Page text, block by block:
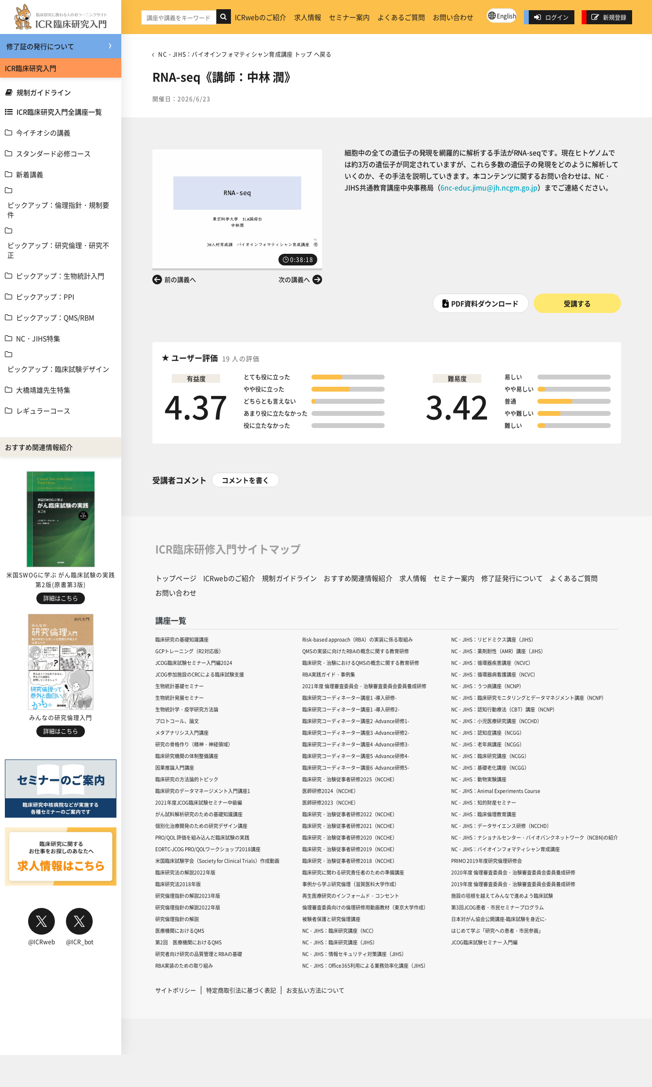
メインコンテンツへスキップする
修了証の発行について
ICR臨床研究入門
規制ガイドライン
ICR臨床研究入門全講座一覧
今イチオシの講義
スタンダード必修コース
新着講義
ピックアップ：倫理指針・規制要
件
ピックアップ：研究倫理・研究不
正
ピックアップ：生物統計入門
ピックアップ：PPI
ピックアップ：QMS/RBM
NC・JIHS特集
ピックアップ：臨床試験デザイン
大橋靖雄先生特集
レギュラーコース
おすすめ関連情報紹介
米国SWOGに学ぶ がん臨床試験の実践
第2版(原書第3版)
詳細はこちら
みんなの研究倫理入門
詳細はこちら
@ICRweb @ICR_bot
ICRwebのご紹介 求人情報 セミナー案内 よくあるご質問 お問い合わせ English ログイン 新規登録
NC・JIHS：バイオインフォマティシャン育成講座 トップ へ戻る
RNA-seq《講師：中林 潤》
開催日：2026/6/23
0:38:18
前の講義へ 次の講義へ
細胞中の全ての遺伝子の発現を網羅的に解析する手法がRNA-seqです。現在ヒトゲノムで
は約3万の遺伝子が同定されていますが、これら多数の遺伝子の発現をどのように解析して
いくのか、その手法を説明していきます。本コンテンツに関するお問い合わせは、NC・
JIHS共通教育講座中央事務局（6nc-educ.jimu@jh.ncgm.go.jp）までご連絡ください。
PDF資料ダウンロード 受講する
ユーザー評価 19 人の評価
有益度
4.37
とても役に立った
やや役に立った
どちらとも言えない
あまり役に立たなかった
役に立たなかった
難易度
3.42
易しい
やや易しい
普通
やや難しい
難しい
受講者コメント コメントを書く
ICR臨床研修入門サイトマップ
トップページ ICRwebのご紹介 規制ガイドライン おすすめ関連情報紹介 求人情報 セミナー案内 修了証発行について
よくあるご質問
お問い合わせ
講座一覧
臨床研究の基礎知識講座
GCPトレーニング（R2対応版）
JCOG臨床試験セミナー入門編2024
JCOG参加施設のCRCによる臨床試験支援
生物統計基礎セミナー
生物統計発展セミナー
生物統計学・疫学研究方法論
プロトコール、論文
メタアナリシス入門講座
研究の骨格作り（精神・神経領域）
臨床研究機関の体制整備講座
因果推論入門講座
臨床研究の方法論的トピック
臨床研究のデータマネージメント入門講座1
2021年度JCOG臨床試験セミナー中級編
がん試料解析研究のための基礎知識講座
個別化治療開発のための研究デザイン講座
PRO/QOL 評価を組み込んだ臨床試験の実践
EORTC-JCOG PRO/QOLワークショップ2018講座
米国臨床試験学会（Society for Clinical Trials）作成動画
臨床研究法の解説2022年版
臨床研究法2018年版
研究倫理指針の解説2023年版
研究倫理指針の解説2022年版
研究倫理指針の解説
医療機関におけるQMS
第2回 医療機関におけるQMS
研究者向け研究の品質管理とRBAの基礎
RBA実装のための取り組み
Risk-based approach（RBA）の実装に係る取組み
QMSの実装に向けたRBAの概念に関する教育研修
臨床研究・治験におけるQMSの概念に関する教育研修
RBA実践ガイド・事例集
2021年度 倫理審査委員会・治験審査委員会委員養成研修
臨床研究コーディネーター講座1 -導入研修-
臨床研究コーディネーター講座1 -導入研修2-
臨床研究コーディネーター講座2 -Advance研修1-
臨床研究コーディネーター講座3 -Advance研修2-
臨床研究コーディネーター講座4 -Advance研修3-
臨床研究コーディネーター講座5 -Advance研修4-
臨床研究コーディネーター講座6 -Advance研修5-
臨床研究・治験従事者研修2025（NCCHE）
医師研修2024（NCCHE）
医師研修2023（NCCHE）
臨床研究・治験従事者研修2022（NCCHE）
臨床研究・治験従事者研修2021（NCCHE）
臨床研究・治験従事者研修2020（NCCHE）
臨床研究・治験従事者研修2019（NCCHE）
臨床研究・治験従事者研修2018（NCCHE）
臨床研究に関わる研究責任者のための準備講座
事例から学ぶ研究倫理（滋賀医科大学作成）
再生医療研究のインフォームド・コンセント
倫理審査委員向けの倫理研修用動画教材（東京大学作成）
被験者保護と研究倫理講座
NC・JIHS：臨床研究講座（NCC）
NC・JIHS：臨床研究講座（JIHS）
NC・JIHS：情報セキュリティ対策講座（JIHS）
NC・JIHS：Office365利用による業務効率化講座（JIHS）
NC・JIHS：リピドミクス講座（JIHS）
NC・JIHS：薬剤耐性（AMR）講座（JIHS）
NC・JIHS：循環器疾患講座（NCVC）
NC・JIHS：循環器病看護講座（NCVC）
NC・JIHS：うつ病講座（NCNP）
NC・JIHS：臨床研究モニタリングとデータマネジメント講座（NCNP）
NC・JIHS：認知行動療法（CBT）講座（NCNP）
NC・JIHS：小児医療研究講座（NCCHD）
NC・JIHS：認知症講座（NCGG）
NC・JIHS：老年病講座（NCGG）
NC・JIHS：臨床研究講座（NCGG）
NC・JIHS：基礎老化講座（NCGG）
NC・JIHS：動物実験講座
NC・JIHS：Animal Experiments Course
NC・JIHS：知的財産セミナー
NC・JIHS：臨床倫理教育講座
NC・JIHS：データサイエンス研修（NCCHD）
NC・JIHS：ナショナルセンター・バイオバンクネットワーク（NCBN)の紹介
NC・JIHS：バイオインフォマティシャン育成講座
PRIMO 2019年度研究倫理研修会
2020年度 倫理審査委員会・治験審査委員会委員養成研修
2019年度 倫理審査委員会・治験審査委員会委員養成研修
施設の垣根を越えてみんなで進めよう臨床試験
第3回JCOG患者・市民セミナープログラム
日本対がん協会公開講座-臨床試験を身近に-
はじめて学ぶ「研究への患者・市民参画」
JCOG臨床試験セミナー 入門編
サイトポリシー 特定商取引法に基づく表記 お支払い方法について